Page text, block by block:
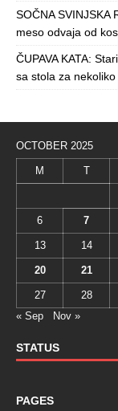
SOČNA SVINJSKA
meso odvaja od
ČUPAVA KATA:
sa stola za
OCTOBER 2025
M T
6 7
13 14
20 21
27 28
« Sep
Nov »
STATUS
PAGES